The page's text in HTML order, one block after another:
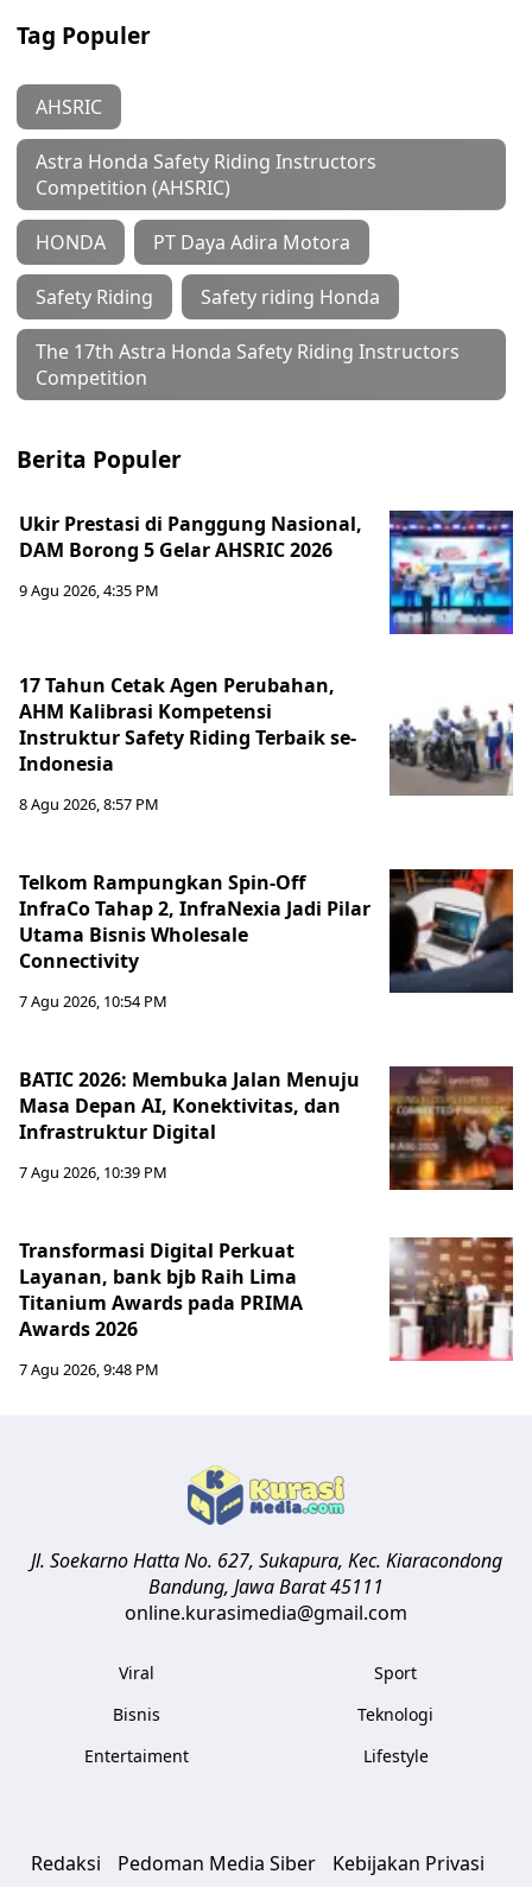
Tag Populer
AHSRIC
Astra Honda Safety Riding Instructors
Competition (AHSRIC)
HONDA PT Daya Adira Motora
Safety Riding Safety riding Honda
The 17th Astra Honda Safety Riding Instructors
Competition
Berita Populer
Ukir Prestasi di Panggung Nasional,
DAM Borong 5 Gelar AHSRIC 2026
9 Agu 2026, 4:35 PM
17 Tahun Cetak Agen Perubahan,
AHM Kalibrasi Kompetensi
Instruktur Safety Riding Terbaik se-
Indonesia
8 Agu 2026, 8:57 PM
Telkom Rampungkan Spin-Off
InfraCo Tahap 2, InfraNexia Jadi Pilar
Utama Bisnis Wholesale
Connectivity
7 Agu 2026, 10:54 PM
BATIC 2026: Membuka Jalan Menuju
Masa Depan AI, Konektivitas, dan
Infrastruktur Digital
7 Agu 2026, 10:39 PM
Transformasi Digital Perkuat
Layanan, bank bjb Raih Lima
Titanium Awards pada PRIMA
Awards 2026
7 Agu 2026, 9:48 PM
Jl. Soekarno Hatta No. 627, Sukapura, Kec. Kiaracondong
Bandung, Jawa Barat45111
online.kurasimedia@gmail.com
Viral
Bisnis
Entertaiment
Sport
Teknologi
Lifestyle
Redaksi Pedoman Media Siber Kebijakan Privasi